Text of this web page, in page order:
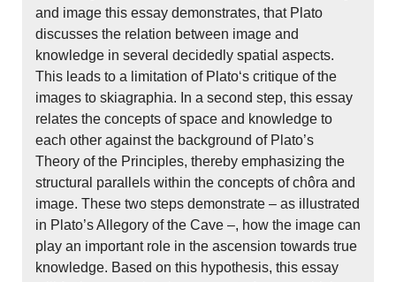
and image this essay demonstrates, that Plato
discusses the relation between image and
knowledge in several decidedly spatial aspects.
This leads to a limitation of Plato‘s critique of the
images to skiagraphia. In a second step, this essay
relates the concepts of space and knowledge to
each other against the background of Plato’s
Theory of the Principles, thereby emphasizing the
structural parallels within the concepts of chôra and
image. These two steps demonstrate – as illustrated
in Plato’s Allegory of the Cave –, how the image can
play an important role in the ascension towards true
knowledge. Based on this hypothesis, this essay